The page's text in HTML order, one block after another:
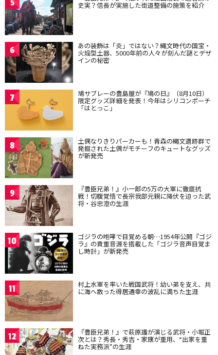
5 史実？信長が実施した街道整備の施策を紹介
6 あの装飾は「炎」ではない？縄文時代の国宝・
火焔型土器、5000年前の人々が刻んだ謎とデザ
インの秘密
7 鳩サブレーの豊島屋が『鳩の日』（8月10日）
限定グッズ詳細を発表！今年はシリコンポーチ
「はとっこ」
8 土偶なりきりパーカーも！青森の縄文遺跡群で
発掘された土偶がモチーフのキュートなグッズ
が新発売
9 『豊臣兄弟！』小一郎の5万の大軍に徹底抗
戦！切腹覚悟で長宗我部元親に降伏を迫った武
将・谷忠澄の生涯
10 ゴジラの咆哮で目覚める朝…1954年公開『ゴジ
ラ』の貴重音源を搭載した「ゴジラ音声目覚ま
し時計」が新発売
11 村上水軍を率いた戦国武将！幼い弟を支え、共
に海へ散った得居通幸の波乱に満ちた生涯
12 『豊臣兄弟！』で萩原護が演じる武将・小堀正
次とは？秀長・秀吉・家康が重用、“出家を重
ねた実務派”の生涯